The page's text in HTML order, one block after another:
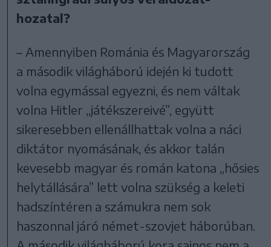
hozatal?
– Amennyiben Románia és Magyarország
a második világháború idején ki tudott
volna egymással egyezni, és nem váltak
volna Hitler „játékszereivé”, együtt
sikeresebben ellenállhattak volna a náci
diktátor nyomásának, és akkor talán
kevesebb magyar és román katona „hősies
helytállására” lett volna szükség a keleti
hadszíntéren a számukra nem sok
haszonnal járó német-szovjet háborúban.